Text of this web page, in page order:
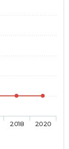
2018 2020